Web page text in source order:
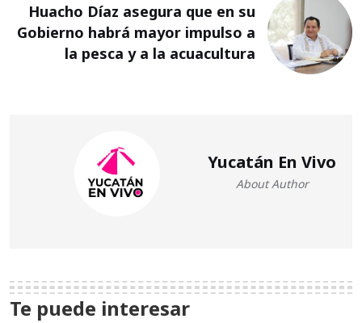
Huacho Díaz asegura que en su
Gobierno habrá mayor impulso a
la pesca y a la acuacultura
Yucatán En Vivo
About Author
Te puede interesar